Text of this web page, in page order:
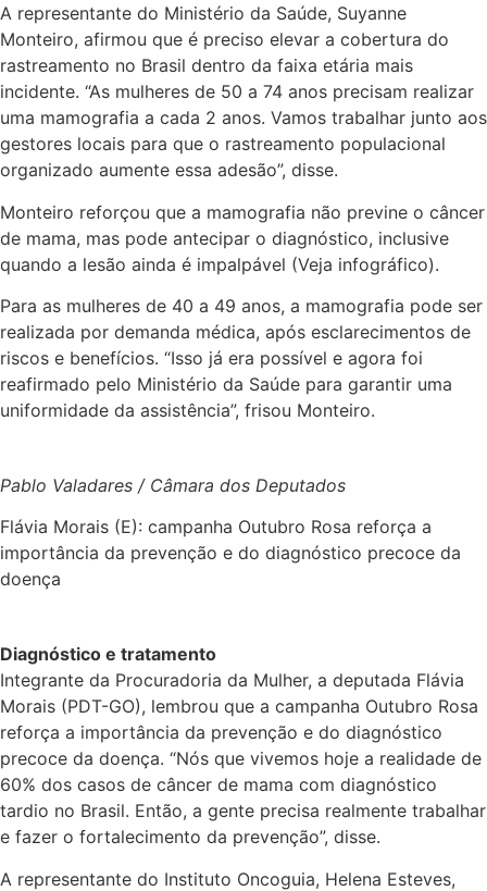
A representante do Ministério da Saúde, Suyanne
Monteiro, afirmou que é preciso elevar a cobertura do
rastreamento no Brasil dentro da faixa etária mais
incidente. “As mulheres de 50 a 74 anos precisam realizar
uma mamografia a cada 2 anos. Vamos trabalhar junto aos
gestores locais para que o rastreamento populacional
organizado aumente essa adesão”, disse.
Monteiro reforçou que a mamografia não previne o câncer
de mama, mas pode antecipar o diagnóstico, inclusive
quando a lesão ainda é impalpável (Veja infográfico).
Para as mulheres de 40 a 49 anos, a mamografia pode ser
realizada por demanda médica, após esclarecimentos de
riscos e benefícios. “Isso já era possível e agora foi
reafirmado pelo Ministério da Saúde para garantir uma
uniformidade da assistência”, frisou Monteiro.
Pablo Valadares / Câmara dos Deputados
Flávia Morais (E): campanha Outubro Rosa reforça a
importância da prevenção e do diagnóstico precoce da
doença
Diagnóstico e tratamento
Integrante da Procuradoria da Mulher, a deputada Flávia
Morais (PDT-GO), lembrou que a campanha Outubro Rosa
reforça a importância da prevenção e do diagnóstico
precoce da doença. “Nós que vivemos hoje a realidade de
60% dos casos de câncer de mama com diagnóstico
tardio no Brasil. Então, a gente precisa realmente trabalhar
e fazer o fortalecimento da prevenção”, disse.
A representante do Instituto Oncoguia, Helena Esteves,